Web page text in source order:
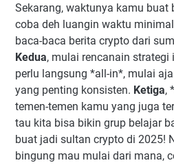
Sekarang, waktunya kamu buat
coba deh luangin waktu
baca-baca berita crypto dari
Kedua, mulai rencanain
perlu langsung *all-in*, mulai
yang penting konsisten. Ketiga,
temen-temen kamu yang juga
tau kita bisa bikin grup belajar
buat jadi sultan crypto di 2025!
bingung mau mulai dari mana,